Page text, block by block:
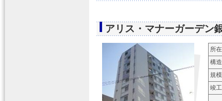
アリス・マナーガーデン
所
構造
規模
竣工